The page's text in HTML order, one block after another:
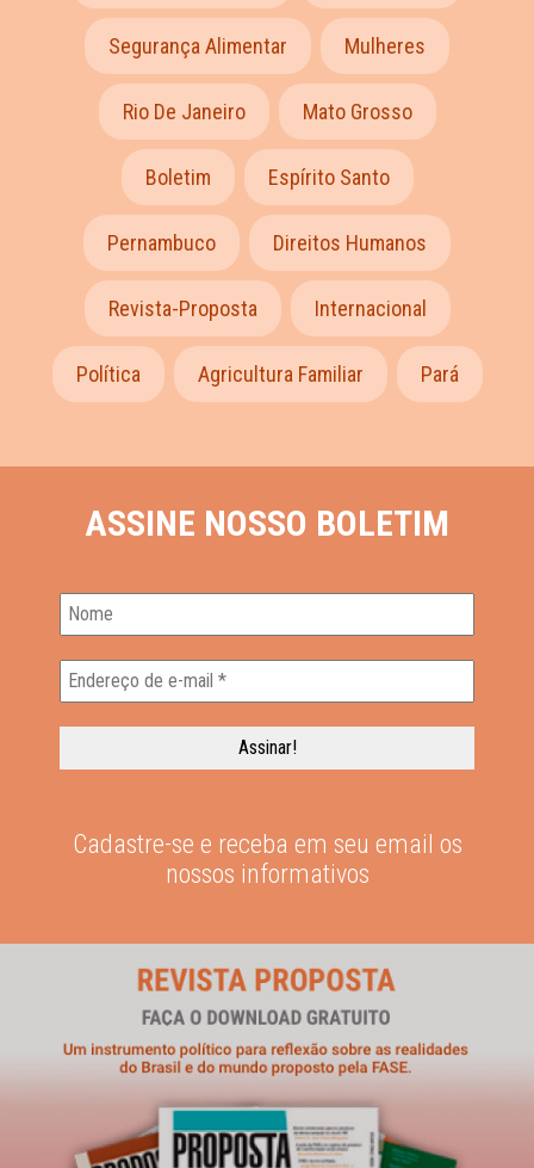
Segurança Alimentar Mulheres
Rio De Janeiro Mato Grosso
Boletim Espírito Santo
Pernambuco Direitos Humanos
Revista-Proposta Internacional
Política Agricultura Familiar Pará
ASSINE NOSSO BOLETIM
Cadastre-se e receba em seu email os
nossos informativos